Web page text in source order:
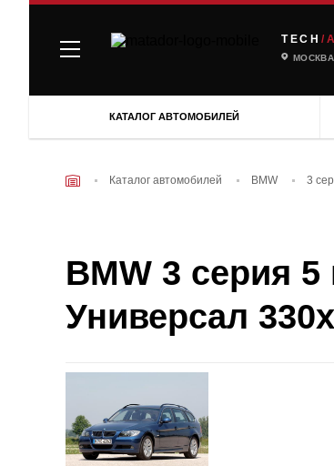
TECH /
МОСКВА
КАТАЛОГ АВТОМОБИЛЕЙ
Каталог автомобилей BMW 3
BMW 3 серия 5
Универсал